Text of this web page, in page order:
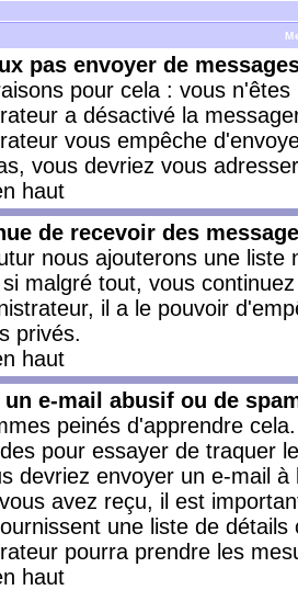
pas envoyer de
pour cela : vous
a désactivé la
vous empêche
vous devriez vous
haut
de recevoir des
nous ajouterons une
malgré tout, vous
il a le pouvoir
privés.
haut
e-mail abusif ou de
peinés d'apprendre
pour essayer de traquer
devriez envoyer un e-mail
avez reçu, il est
une liste de
pourra prendre les
haut